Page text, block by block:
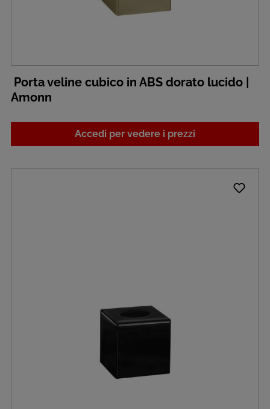
Porta veline cubico in ABS dorato lucido |
Amonn
Accedi per vedere i prezzi